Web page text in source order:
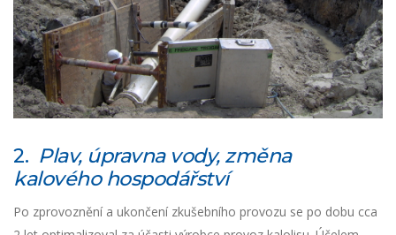
2. Plav, úpravna vody, změna
kalového hospodářství
Po zprovoznění a ukončení zkušebního provozu se po dobu cca